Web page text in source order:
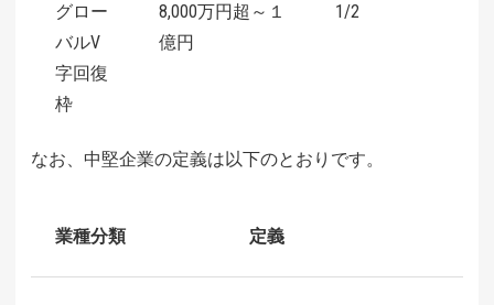
グロー
バルV
字回復
枠
8,000万円超～１
億円
1/2
なお、中堅企業の定義は以下のとおりです。
業種分類 定義